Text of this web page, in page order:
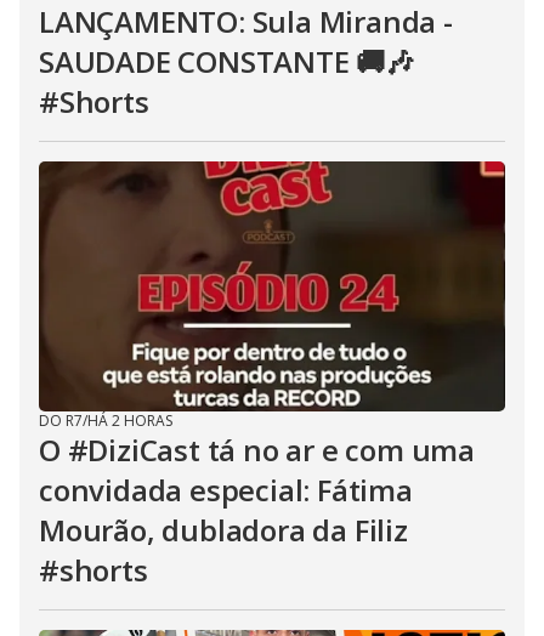
LANÇAMENTO: Sula Miranda -
SAUDADE CONSTANTE 🚚🎶
#Shorts
DO R7/HÁ 2 HORAS
O #DiziCast tá no ar e com uma
convidada especial: Fátima
Mourão, dubladora da Filiz
#shorts